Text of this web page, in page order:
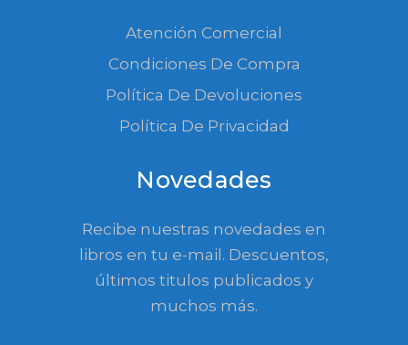
Atención Comercial
Condiciones De Compra
Política De Devoluciones
Política De Privacidad
Novedades
Recibe nuestras novedades en
libros en tu e-mail. Descuentos,
últimos titulos publicados y
muchos más.